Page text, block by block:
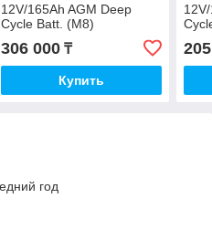
12V/165Ah AGM Deep
Cycle Batt. (M8)
306 000₸
Купить
год